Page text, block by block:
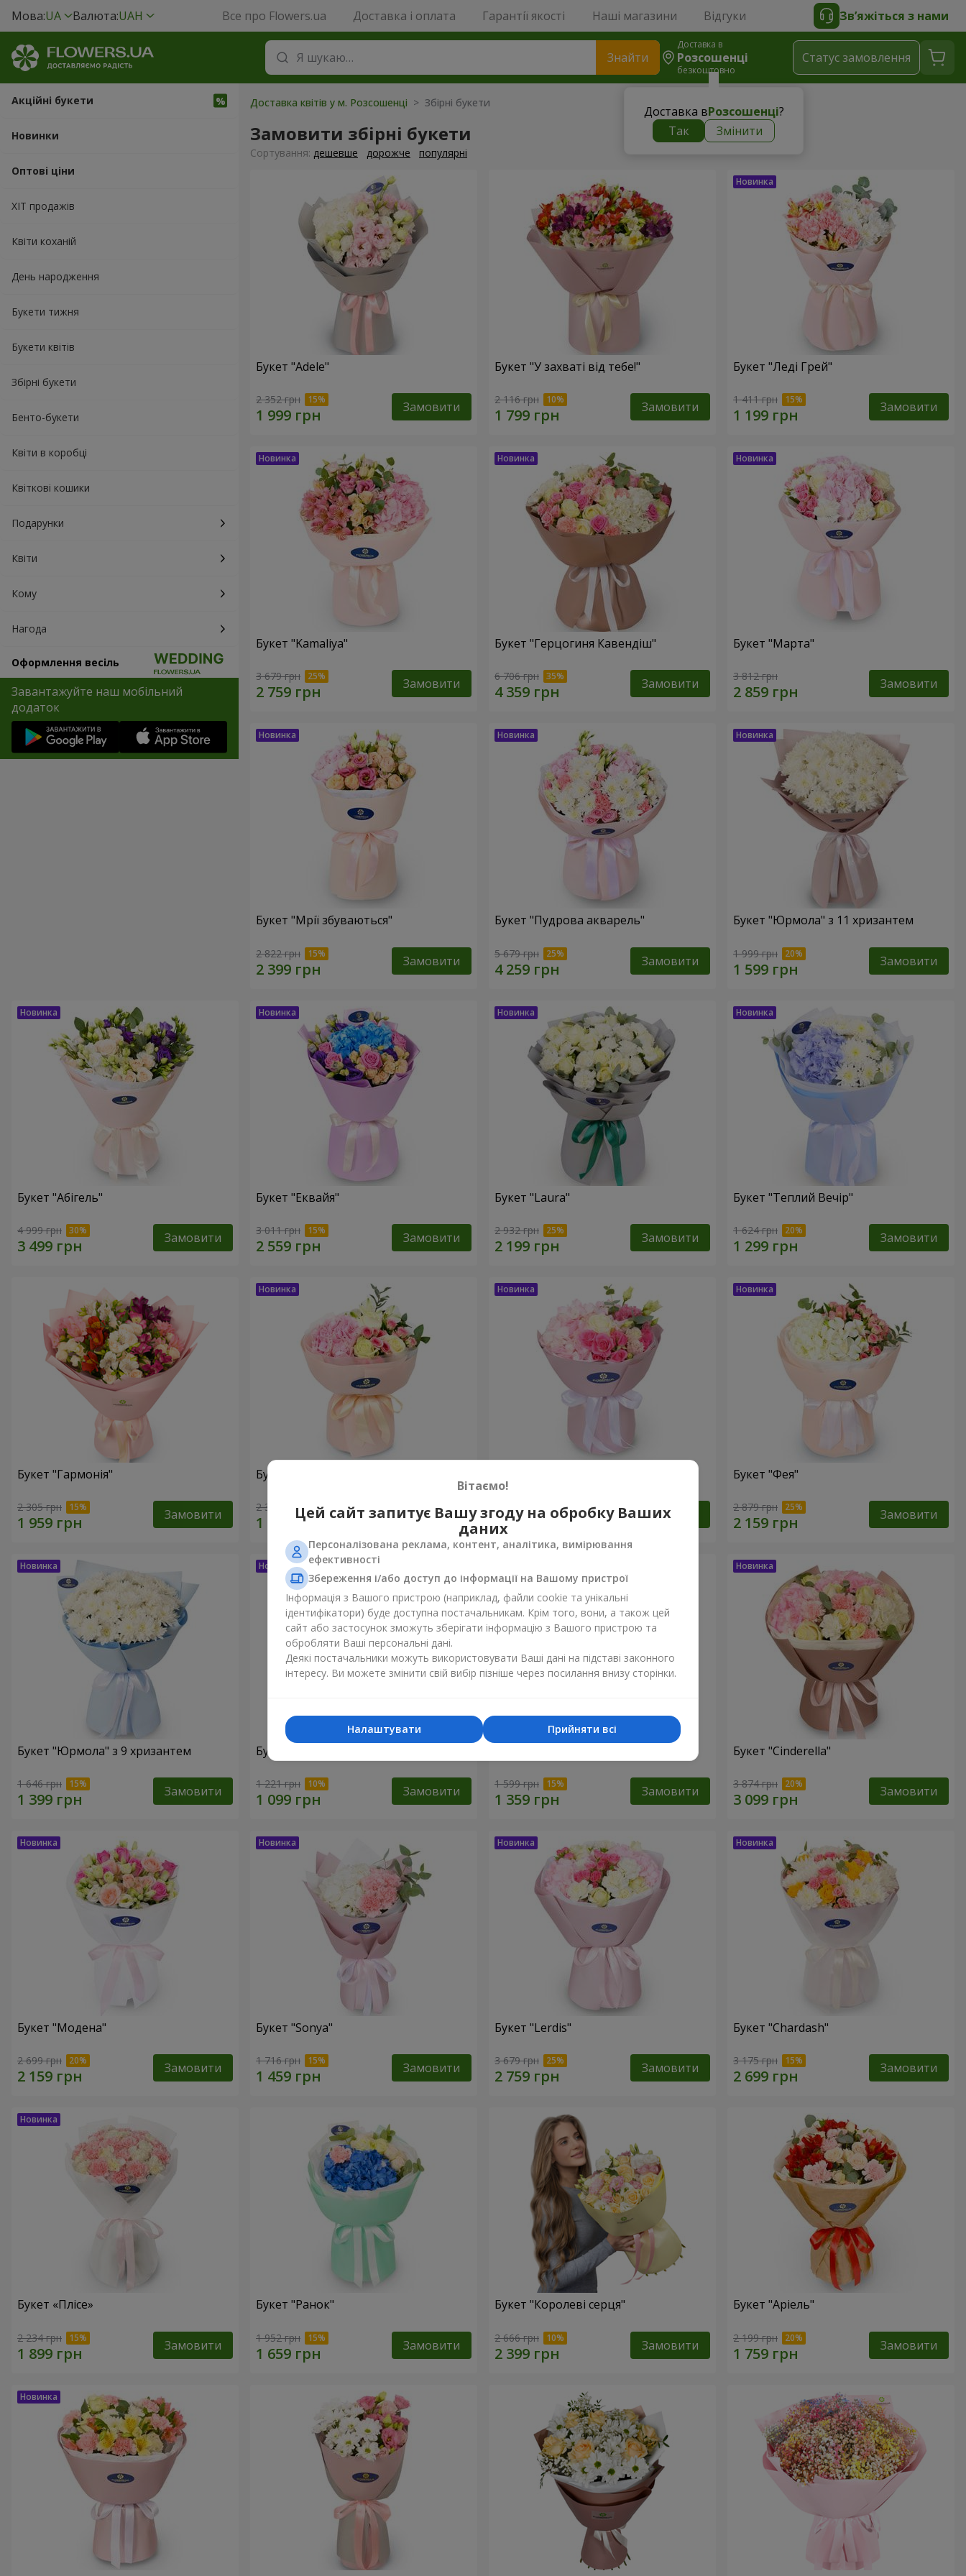
Мова:UA Валюта:UAH Все про Flowers.ua Доставка і оплата Гарантії якості Наші магазини Відгуки Зв’яжіться з нами
Знайти
Доставка в
Розсошенці
безкоштовно
Доставка вРозсошенці?
Так
Змінити
Статус замовлення
Акційні букети
Новинки
Оптові ціни
ХІТ продажів
Квіти коханій
День народження
Букети тижня
Букети квітів
Збірні букети
Бенто-букети
Квіти в коробці
Квіткові кошики
Подарунки
Квіти
Кому
Нагода
Оформлення весіль
Завантажуйте наш мобільний
додаток
Доставка квітів у м. Розсошенці > Збірні букети
Замовити збірні букети
Сортування: дешевше дорожче популярні
Букет "Adele"
2 352 грн Замовити
Букет "У захваті від тебе!"
2 116 грн Замовити
Букет "Леді Грей"
1 411 грн Замовити
Букет "Kamaliya"
3 679 грн Замовити
Букет "Герцогиня Кавендіш"
6 706 грн Замовити
Букет "Марта"
3 812 грн Замовити
Букет "Мрії збуваються"
2 822 грн Замовити
Букет "Пудрова акварель"
5 679 грн Замовити
Букет "Юрмола" з 11 хризантем
1 999 грн Замовити
Букет "Абігель"
4 999 грн Замовити
Букет "Еквайя"
3 011 грн Замовити
Букет "Laura"
2 932 грн Замовити
Букет "Теплий Вечір"
1 624 грн Замовити
Букет "Гармонія"
2 305 грн Замовити
Букет "El Monte"
2 352 грн Замовити 2 110 грн Замовити
Букет "Фея"
2 879 грн Замовити
Букет "Юрмола" з 9 хризантем
1 646 грн Замовити
Букет "Біла гортензія"
1 221 грн Замовити 1 599 грн Замовити
Букет "Cinderella"
3 874 грн Замовити
Букет "Модена"
2 699 грн Замовити
Букет "Sonya"
1 716 грн Замовити
Букет "Lerdis"
3 679 грн Замовити
Букет "Chardash"
3 175 грн Замовити
Букет «Плісе»
2 234 грн Замовити
Букет "Ранок"
1 952 грн Замовити
Букет "Королеві серця"
2 666 грн Замовити
Букет "Аріель"
2 199 грн Замовити
Вітаємо!
Цей сайт запитує Вашу згоду на обробку Ваших
даних
Персоналізована реклама, контент, аналітика, вимірювання
ефективності
Збереження і/або доступ до інформації на Вашому пристрої
Інформація з Вашого пристрою (наприклад, файли cookie та унікальні
ідентифікатори) буде доступна постачальникам. Крім того, вони, а також цей
сайт або застосунок зможуть зберігати інформацію з Вашого пристрою та
обробляти Ваші персональні дані.
Деякі постачальники можуть використовувати Ваші дані на підставі законного
інтересу. Ви можете змінити свій вибір пізніше через посилання внизу сторінки.
Прийняти всі
Налаштувати